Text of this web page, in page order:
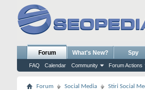
Forum
FAQ Calendar Community Forum Actions
What's New? Spy
Forum Social Media Stiri Social